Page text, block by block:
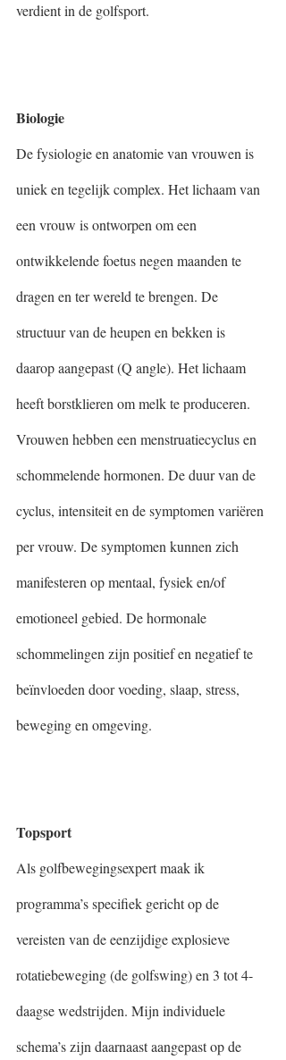
verdient in de golfsport.
Biologie
De fysiologie en anatomie van vrouwen is
uniek en tegelijk complex. Het lichaam van
een vrouw is ontworpen om een
ontwikkelende foetus negen maanden te
dragen en ter wereld te brengen. De
structuur van de heupen en bekken is
daarop aangepast (Q angle). Het lichaam
heeft borstklieren om melk te produceren.
Vrouwen hebben een menstruatiecyclus en
schommelende hormonen. De duur van de
cyclus, intensiteit en de symptomen variëren
per vrouw. De symptomen kunnen zich
manifesteren op mentaal, fysiek en/of
emotioneel gebied. De hormonale
schommelingen zijn positief en negatief te
beïnvloeden door voeding, slaap, stress,
beweging en omgeving.
Topsport
Als golfbewegingsexpert maak ik
programma’s specifiek gericht op de
vereisten van de eenzijdige explosieve
rotatiebeweging (de golfswing) en 3 tot 4-
daagse wedstrijden. Mijn individuele
schema’s zijn daarnaast aangepast op de